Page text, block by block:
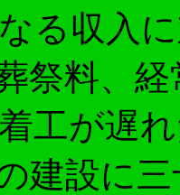
る収入
祭料、
工が遅
建設に